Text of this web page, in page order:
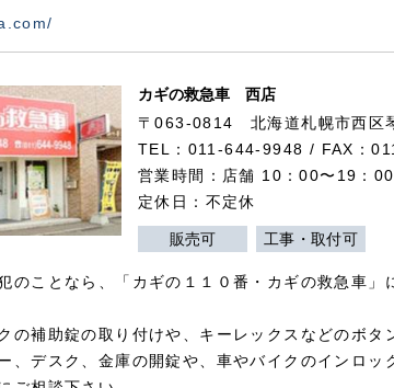
カギの救急車 西店
〒063-0814 北海道札幌市西区
TEL：011-644-9948 / FAX：
営業時間：店舗 10：00〜19
定休日：不定休
販売可 工事・取付可
のことなら、「カギの１１０番・カギの救急車
の補助錠の取り付けや、キーレックスなどのボ
、デスク、金庫の開錠や、車やバイクのインロ